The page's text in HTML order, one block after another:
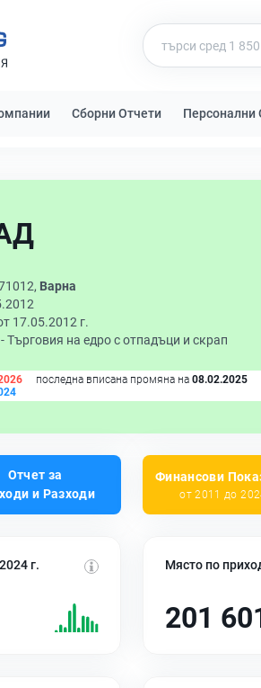
Сборни Отчети Персонални
Варна
17.05.2012 г.
Търговия на едро с отпадъци и скрап
последна вписана промяна на 08.02.2025
Отчет за
и Разходи
Финансови
от 2011 до
г. Място по
201